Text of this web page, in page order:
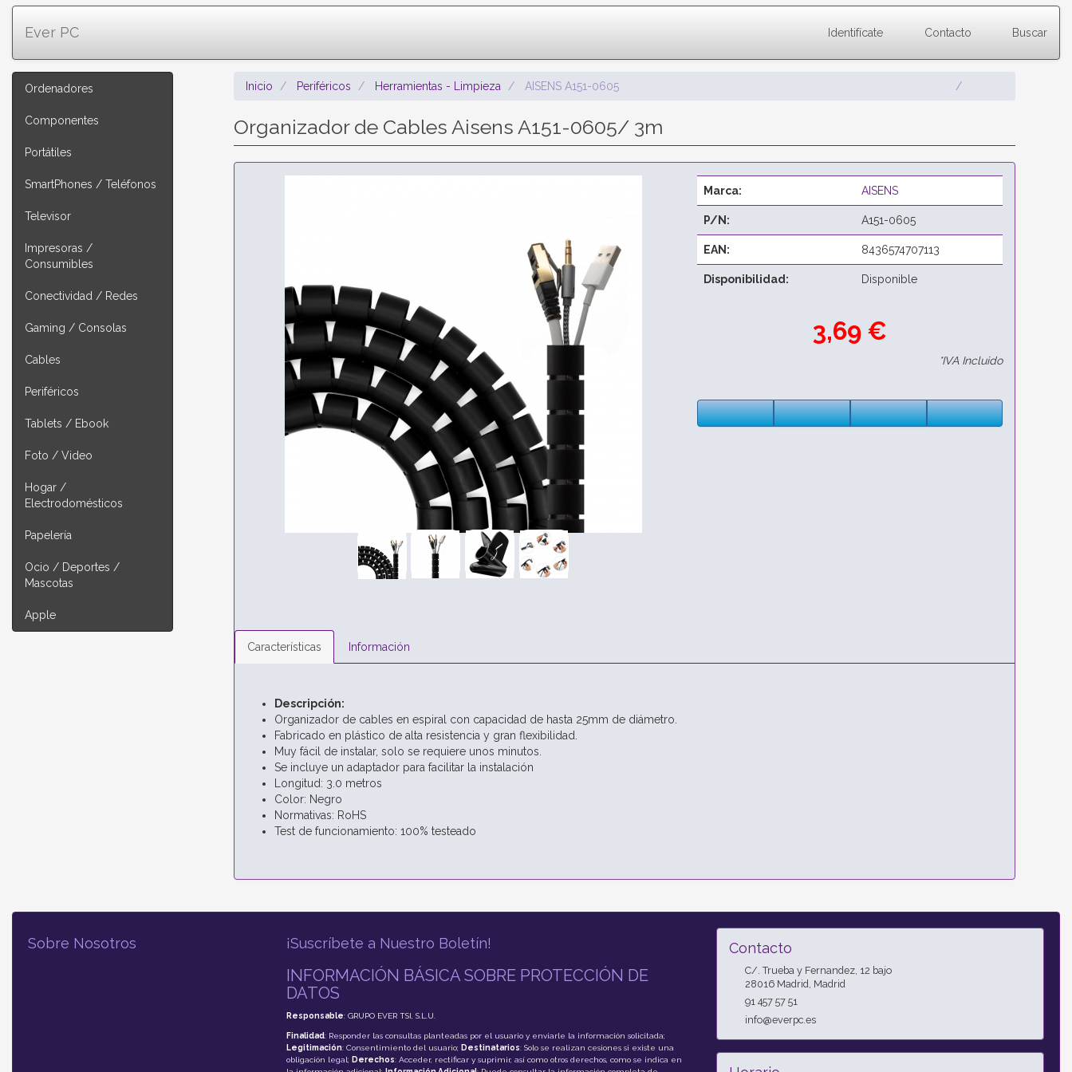
Ever PC Identifícate Contacto Buscar
Ordenadores
Componentes
Portátiles
SmartPhones / Teléfonos
Televisor
Impresoras /
Consumibles
Conectividad / Redes
Gaming / Consolas
Cables
Periféricos
Tablets / Ebook
Foto / Video
Hogar /
Electrodomésticos
Papelería
Ocio / Deportes /
Mascotas
Apple
Inicio Periféricos Herramientas - Limpieza AISENS A151-0605
Organizador de Cables Aisens A151-0605/ 3m
Marca: AISENS
P/N: A151-0605
EAN: 8436574707113
Disponibilidad: Disponible
3,69 €
*IVA Incluido
Características Información
Descripción:
Organizador de cables en espiral con capacidad de hasta 25mm de diámetro.
Fabricado en plástico de alta resistencia y gran flexibilidad.
Muy fácil de instalar, solo se requiere unos minutos.
Se incluye un adaptador para facilitar la instalación
Longitud: 3.0 metros
Color: Negro
Normativas: RoHS
Test de funcionamiento: 100% testeado
Sobre Nosotros ¡Suscríbete a Nuestro Boletín!
INFORMACIÓN BÁSICA SOBRE PROTECCIÓN DE
DATOS
Responsable: GRUPO EVER TSI, S.L.U.
Finalidad: Responder las consultas planteadas por el usuario y enviarle la información solicitada;
Legitimación: Consentimiento del usuario; Destinatarios: Solo se realizan cesiones si existe una
obligación legal; Derechos: Acceder, rectificar y suprimir, así como otros derechos, como se indica en
Contacto
C/. Trueba y Fernandez, 12 bajo
28016 Madrid, Madrid
91 457 57 51
info@everpc.es